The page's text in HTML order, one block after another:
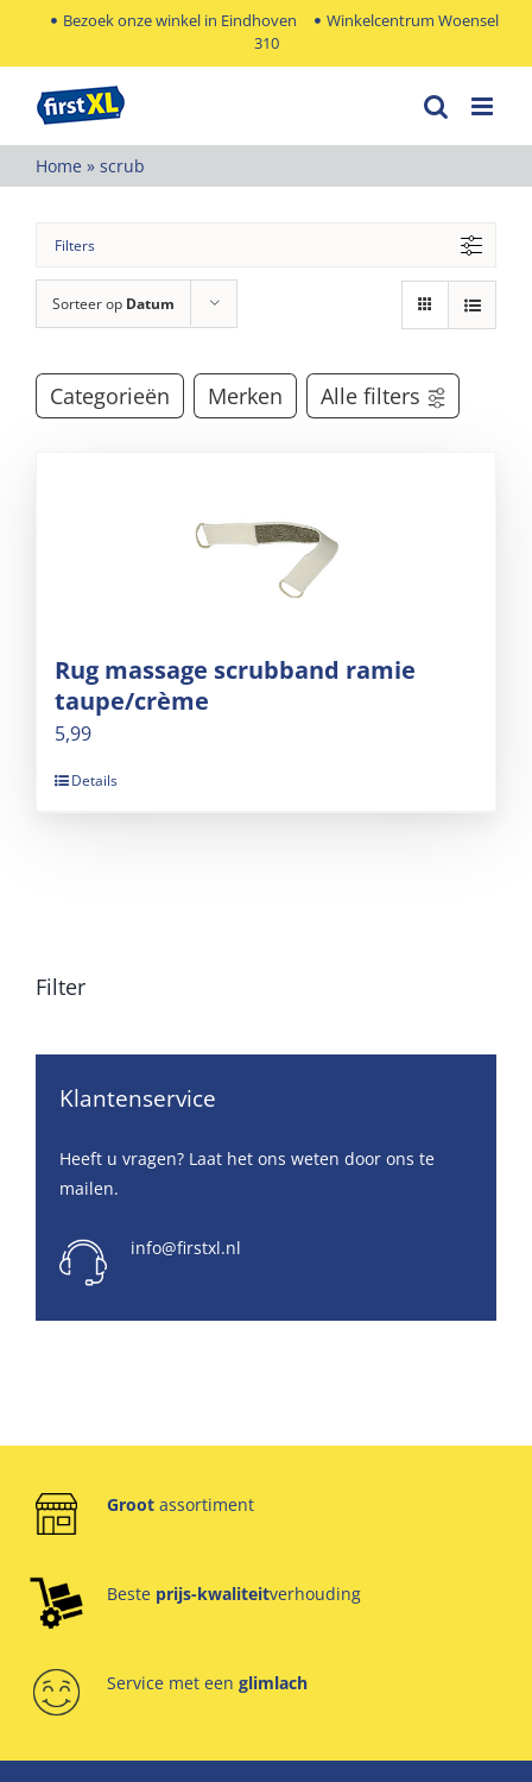
Bezoek onze winkel in Eindhoven
Winkelcentrum Woensel
310
Home » scrub
Filters
Sorteer op Datum
Categorieën Merken Alle filters
Rug massage scrubband ramie
taupe/crème
5,99
Details
Filter
Klantenservice
Heeft u vragen? Laat het ons weten door ons te
mailen.
info@firstxl.nl
Groot assortiment
Beste prijs-kwaliteitverhouding
Service met een glimlach